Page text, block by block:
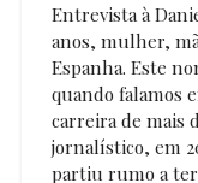
Entrevista à
anos, mulher,
Espanha. Este
quando falamos
carreira de mais
jornalístico, em
partiu rumo a